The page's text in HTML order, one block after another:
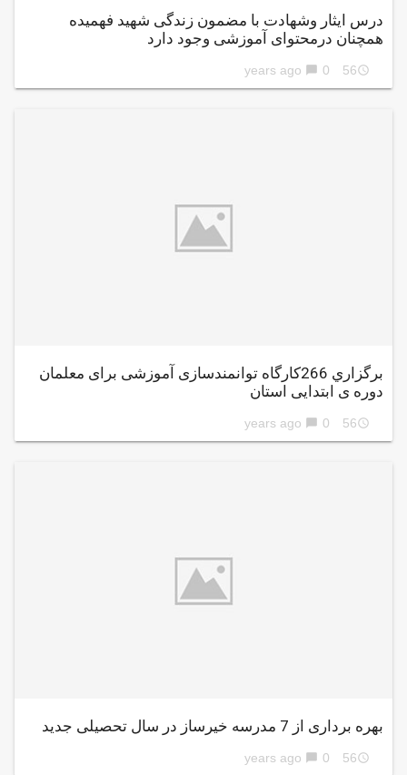
درس ایثار وشهادت با مضمون زندگی شهید فهمیده
همچنان درمحتوای آموزشی وجود دارد
access_time
56 years ago
chat_bubble 0
برگزاري 266کارگاه توانمندسازی آموزشی برای معلمان
دوره ی ابتدایی استان
access_time
56 years ago
chat_bubble 0
بهره برداری از 7 مدرسه خیرساز در سال تحصیلی جدید
access_time
56 years ago
chat_bubble 0